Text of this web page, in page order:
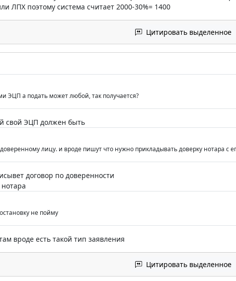
ЛПХ поэтому система считает 2000-30%= 1400
Цитировать выделенное
ЭЦП а подать может любой, так получается?
свой ЭЦП должен быть
лицу. и вроде пишут что нужно прикладывать доверку нотара с
договор по доверенности
не пойму
вроде есть такой тип заявления
Цитировать выделенное